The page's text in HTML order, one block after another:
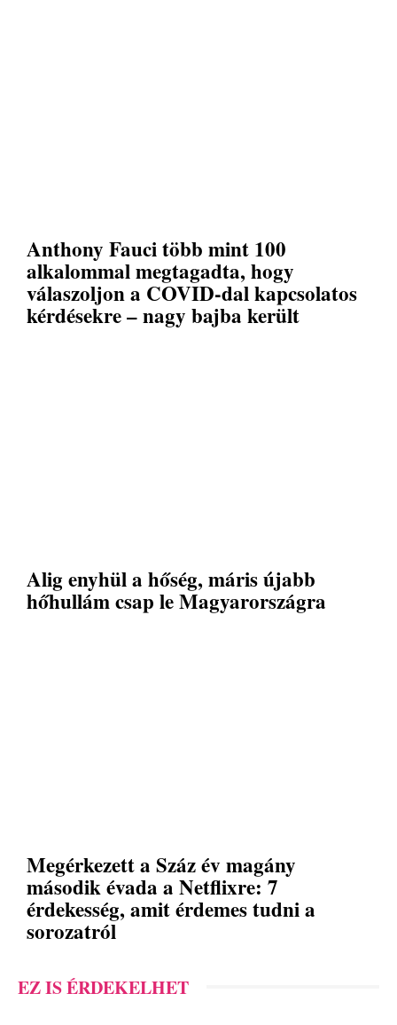
Anthony Fauci több mint 100
alkalommal megtagadta, hogy
válaszoljon a COVID-dal kapcsolatos
kérdésekre – nagy bajba került
Alig enyhül a hőség, máris újabb
hőhullám csap le Magyarországra
Megérkezett a Száz év magány
második évada a Netflixre: 7
érdekesség, amit érdemes tudni a
sorozatról
EZ IS ÉRDEKELHET